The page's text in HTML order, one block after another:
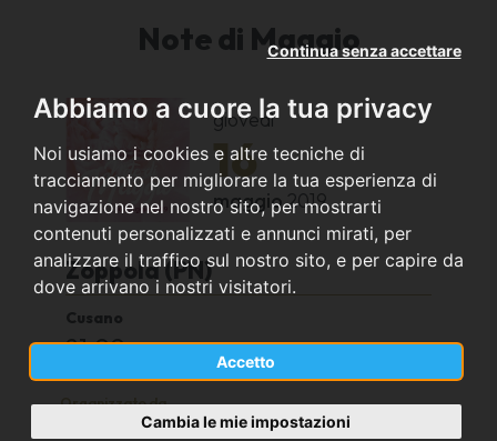
Abbiamo a cuore la tua privacy
Noi usiamo i cookies e altre tecniche di
tracciamento per migliorare la tua esperienza di
navigazione nel nostro sito, per mostrarti
contenuti personalizzati e annunci mirati, per
analizzare il traffico sul nostro sito, e per capire da
dove arrivano i nostri visitatori.
Accetto
Continua senza accettare
Cambia le mie impostazioni
Note di Maggio
giovedì
16
maggio2019
Zoppola (PN)
Cusano
21.00
Organizzato da
Gruppo amici sportivi